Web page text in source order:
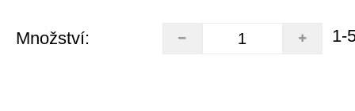
Množství: 1-